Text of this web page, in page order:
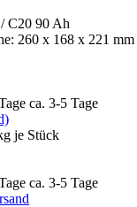
C20 90 Ah
260 x 168 x 221 mm
ca. 3-5 Tage
je Stück
ca. 3-5 Tage